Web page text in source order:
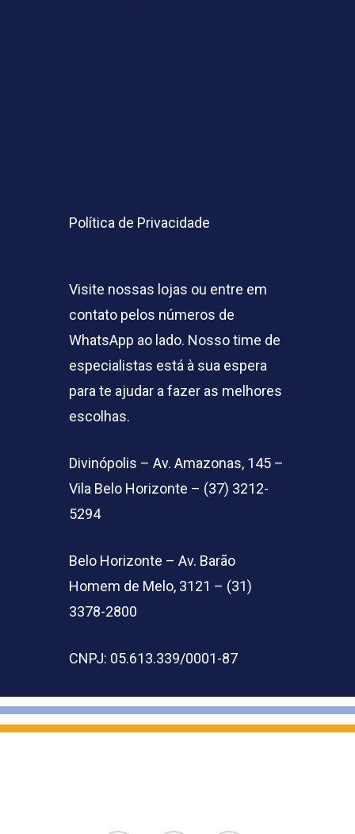
Política de Privacidade
Visite nossas lojas ou entre em
contato pelos números de
WhatsApp ao lado. Nosso time de
especialistas está à sua espera
para te ajudar a fazer as melhores
escolhas.
Divinópolis – Av. Amazonas, 145 –
Vila Belo Horizonte – (37) 3212-
5294
Belo Horizonte – Av. Barão
Homem de Melo, 3121 – (31)
3378-2800
CNPJ: 05.613.339/0001-87